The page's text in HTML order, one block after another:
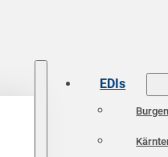
EDIs